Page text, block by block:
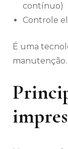
contínuo)
Controle
É uma
manutenção.